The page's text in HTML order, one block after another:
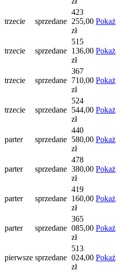
trzecie sprzedane
423
255,00
zł
Pokaż
trzecie sprzedane
515
136,00
zł
Pokaż
trzecie sprzedane
367
710,00
zł
Pokaż
trzecie sprzedane
524
544,00
zł
Pokaż
parter sprzedane
440
580,00
zł
Pokaż
parter sprzedane
478
380,00
zł
Pokaż
parter sprzedane
419
160,00
zł
Pokaż
parter sprzedane
365
085,00
zł
Pokaż
pierwsze sprzedane
513
024,00
zł
Pokaż